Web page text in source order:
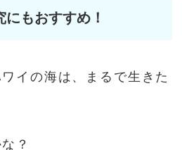
もおすすめ！
イの海は、まるで生きた
？